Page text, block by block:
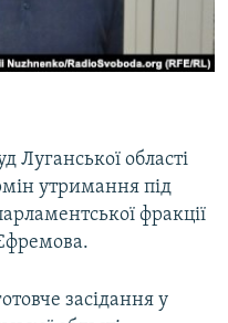
Луганської області
утримання під
фракції
засідання у